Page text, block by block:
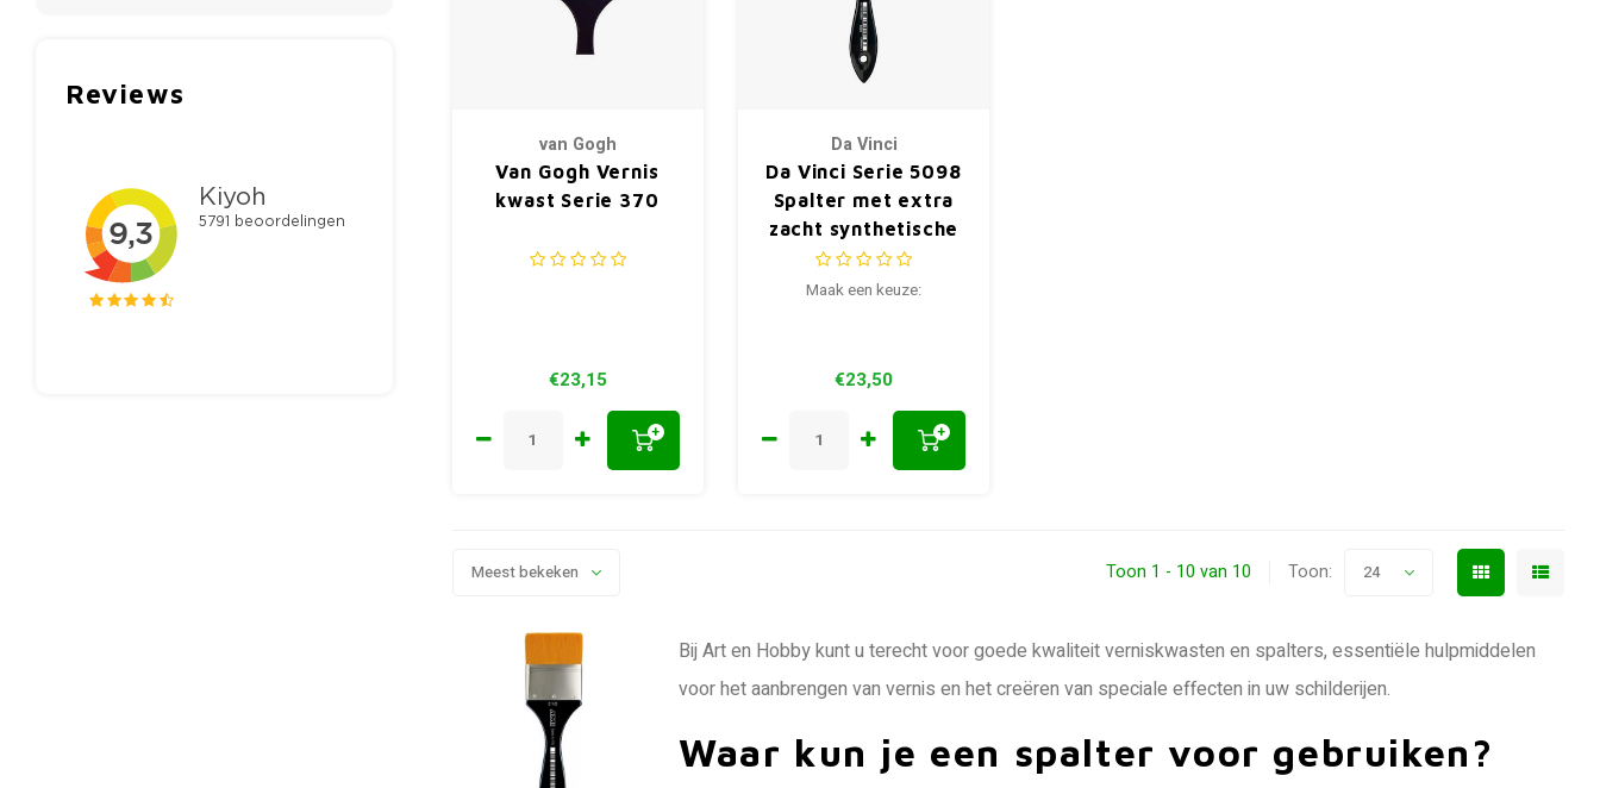
Reviews
van Gogh
Van Gogh Vernis
kwast Serie 370
€23,15
+
Da Vinci
Da Vinci Serie 5098
Spalter met extra
zacht synthetische
haren
Maak een keuze:
€23,50
+
Meest bekeken Toon 1 - 10 van 10 Toon: 24
Bij Art en Hobby kunt u terecht voor goede kwaliteit verniskwasten en spalters, essentiële hulpmiddelen
voor het aanbrengen van vernis en het creëren van speciale effecten in uw schilderijen.
Waar kun je een spalter voor gebruiken?